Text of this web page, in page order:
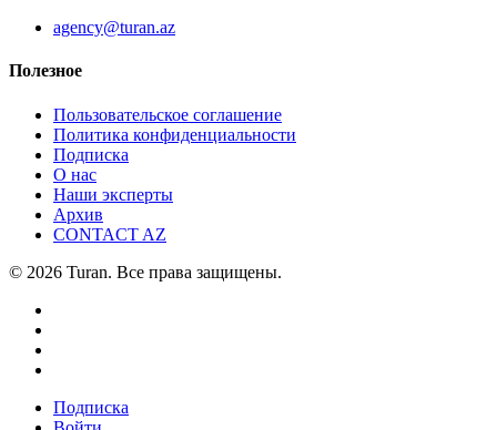
agency@turan.az
Полезное
Пользовательское соглашение
Политика конфиденциальности
Подписка
О нас
Наши эксперты
Архив
CONTACT AZ
© 2026 Turan. Все права защищены.
Подписка